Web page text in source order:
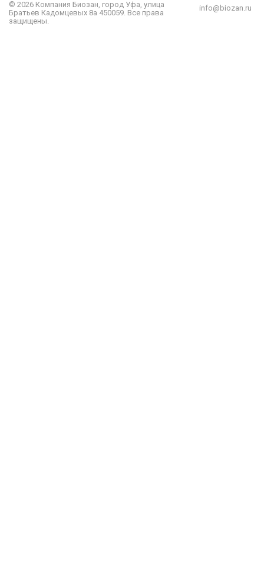
© 2026 Компания Биозан, город Уфа, улица
Братьев Кадомцевых 8а 450059. Все права
защищены.
info@biozan.ru